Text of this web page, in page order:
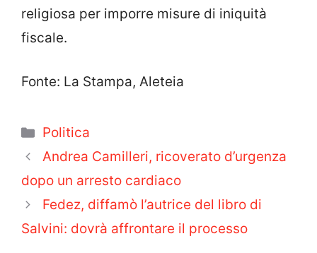
religiosa per imporre misure di iniquità
fiscale.
Fonte: La Stampa, Aleteia
Categorie
Politica
Andrea Camilleri, ricoverato d’urgenza
dopo un arresto cardiaco
Fedez, diffamò l’autrice del libro di
Salvini: dovrà affrontare il processo